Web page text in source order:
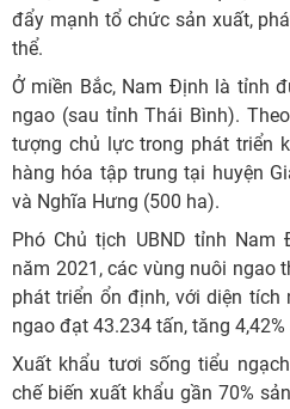
đẩy mạnh tổ chức sản xuất,
thể.
Ở miền Bắc, Nam Định là tỉnh
ngao (sau tỉnh Thái Bình).
tượng chủ lực trong phát triển
hàng hóa tập trung tại huyện
và Nghĩa Hưng (500 ha).
Phó Chủ tịch UBND tỉnh
năm 2021, các vùng nuôi ngao
phát triển ổn định, với diện tích
ngao đạt 43.234 tấn, tăng
Xuất khẩu tươi sống tiểu
chế biến xuất khẩu gần 70%